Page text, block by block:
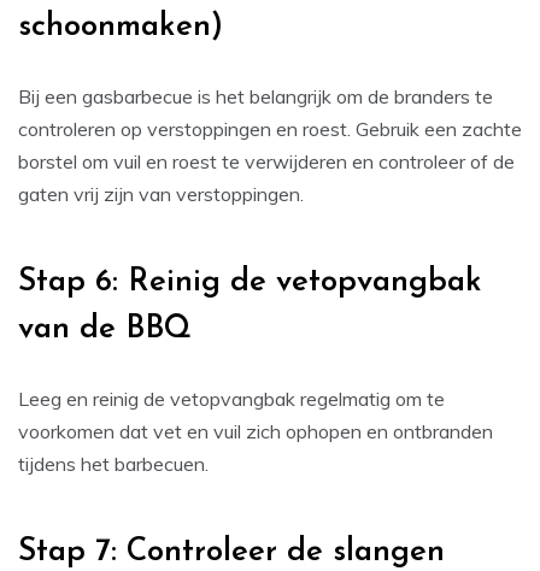
schoonmaken)
Bij een gasbarbecue is het belangrijk om de branders te
controleren op verstoppingen en roest. Gebruik een zachte
borstel om vuil en roest te verwijderen en controleer of de
gaten vrij zijn van verstoppingen.
Stap 6: Reinig de vetopvangbak
van de BBQ
Leeg en reinig de vetopvangbak regelmatig om te
voorkomen dat vet en vuil zich ophopen en ontbranden
tijdens het barbecuen.
Stap 7: Controleer de slangen